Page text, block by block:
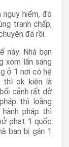
hiểm, đó
tranh chấp,
đã rồi.
này: Nhà bạn
xóm lấn sang
ở 1 nơi có hệ
thì ok kiện là
cảnh rất dở
thì loằng
pháp thì
phạt 1 quốc
bạn bị gán 1